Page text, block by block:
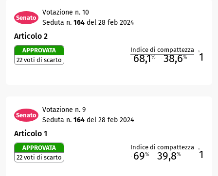
Senato
Votazione n. 10
Seduta n. 164 del 28 feb 2024
Articolo 2
APPROVATA
22 voti di scarto
Indice di compattezza
68,1% 38,6% 1
Senato
Votazione n. 9
Seduta n. 164 del 28 feb 2024
Articolo 1
APPROVATA
22 voti di scarto
Indice di compattezza
69% 39,8% 1